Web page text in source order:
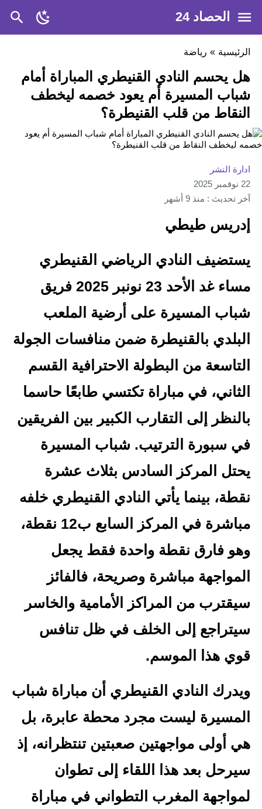
الحصاد 24
الرئيسية » رياضة
هل يحسم النادي القنيطري المباراة أمام
شباب المسيرة أم يعود خصمه ليخطف
النقاط من قلب القنيطرة؟
ادارة النشر
22 نوفمبر 2025
آخر تحديث : منذ 9 أشهر
إدريس طيطي
يستضيف النادي الرياضي القنيطري
مساء غد الأحد 23 نونبر 2025 فريق
شباب المسيرة على أرضية الملعب
البلدي بالقنيطرة ضمن منافسات الجولة
التاسعة من البطولة الاحترافية القسم
الثاني، في مباراة تكتسي طابعًا حاسما
بالنظر إلى التقارب الكبير بين الفريقين
في سبورة الترتيب. شباب المسيرة
يحتل المركز السادس بثلاث عشرة
نقطة، بينما يأتي النادي القنيطري خلفه
مباشرة في المركز السابع ب12 نقطة،
وهو فارق نقطة واحدة فقط يجعل
المواجهة مباشرة وصريحة، فالفائز
سيقترب من المراكز الأمامية والخاسر
سيتراجع إلى الخلف في ظل تنافس
قوي هذا الموسم.
ويدرك النادي القنيطري أن مباراة شباب
المسيرة ليست مجرد محطة عابرة، بل
هي أولى مواجهتين صعبتين تنتظرانه، إذ
سيرحل بعد هذا اللقاء إلى تطوان
لمواجهة المغرب التطواني في مباراة